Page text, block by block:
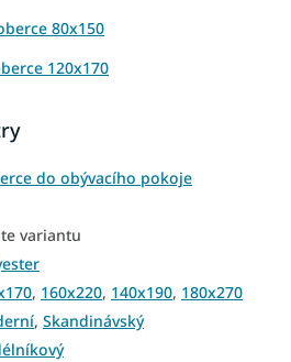
80x150
120x170
160x220
200x290
240x330
do obývacího pokoje
variantu
, 160x220, 140x190, 180x270
, Skandinávský